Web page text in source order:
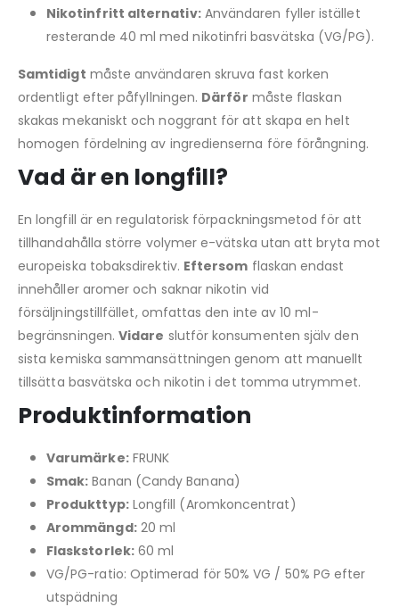
Nikotinfritt alternativ:Användaren fyller istället
resterande 40 ml med nikotinfri basvätska (VG/PG).
Samtidigt måste användaren skruva fast korken
ordentligt efter påfyllningen. Därför måste flaskan
skakas mekaniskt och noggrant för att skapa en helt
homogen fördelning av ingredienserna före förångning.
Vad är en longfill?
En longfill är en regulatorisk förpackningsmetod för att
tillhandahålla större volymer e-vätska utan att bryta mot
europeiska tobaksdirektiv. Eftersom flaskan endast
innehåller aromer och saknar nikotin vid
försäljningstillfället, omfattas den inte av 10 ml-
begränsningen.Vidare slutför konsumenten själv den
sista kemiska sammansättningen genom att manuellt
tillsätta basvätska och nikotin i det tomma utrymmet.
Produktinformation
Varumärke:FRUNK
Smak: Banan (Candy Banana)
Produkttyp:Longfill (Aromkoncentrat)
Arommängd:20 ml
Flaskstorlek:60 ml
VG/PG-ratio: Optimerad för 50% VG / 50% PG efter
utspädning